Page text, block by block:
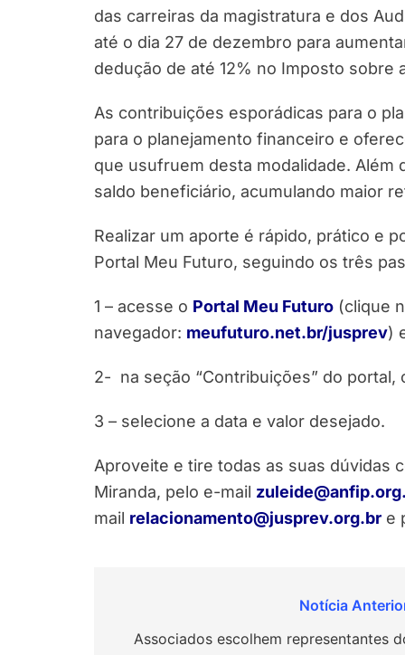
das carreiras da magistratura e dos
até o dia 27 de dezembro para
dedução de até 12% no Imposto sobre
As contribuições esporádicas para o
para o planejamento financeiro e
que usufruem desta modalidade. Além
saldo beneficiário, acumulando maior
Realizar um aporte é rápido, prático e
Portal Meu Futuro, seguindo os três
1 – acesse o Portal Meu Futuro (clique
navegador: meufuturo.net.br/jusprev)
2- na seção “Contribuições” do portal,
3 – selecione a data e valor desejado.
Aproveite e tire todas as suas dúvidas
Miranda, pelo e-mail
mail relacionamento@jusprev.org.br e
deAssociados escolhem representantes